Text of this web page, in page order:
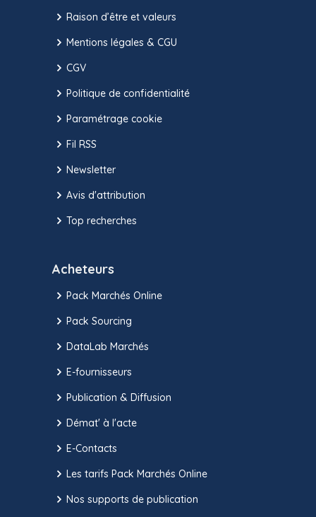
Raison d’être et valeurs
Mentions légales & CGU
CGV
Politique de confidentialité
Paramétrage cookie
Fil RSS
Newsletter
Avis d'attribution
Top recherches
Acheteurs
Pack Marchés Online
Pack Sourcing
DataLab Marchés
E-fournisseurs
Publication & Diffusion
Démat' à l'acte
E-Contacts
Les tarifs Pack Marchés Online
Nos supports de publication